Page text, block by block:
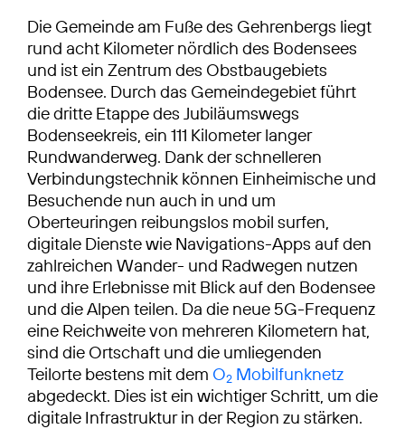
Die Gemeinde am Fuße des Gehrenbergs liegt
rund acht Kilometer nördlich des Bodensees
und ist ein Zentrum des Obstbaugebiets
Bodensee. Durch das Gemeindegebiet führt
die dritte Etappe des Jubiläumswegs
Bodenseekreis, ein 111 Kilometer langer
Rundwanderweg. Dank der schnelleren
Verbindungstechnik können Einheimische und
Besuchende nun auch in und um
Oberteuringen reibungslos mobil surfen,
digitale Dienste wie Navigations-Apps auf den
zahlreichen Wander- und Radwegen nutzen
und ihre Erlebnisse mit Blick auf den Bodensee
und die Alpen teilen. Da die neue 5G-Frequenz
eine Reichweite von mehreren Kilometern hat,
sind die Ortschaft und die umliegenden
Teilorte bestens mit dem O2 Mobilfunknetz
abgedeckt. Dies ist ein wichtiger Schritt, um die
digitale Infrastruktur in der Region zu stärken.